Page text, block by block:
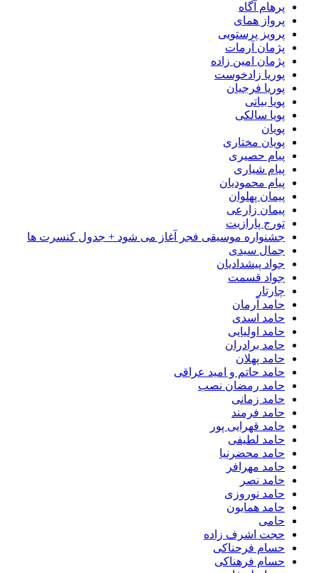
پرهام آگاه
پرواز همای
پرویز پرستویی
پژمان آرمات
پژمان امین زاده
پوریا زادخوست
پوریا فرجیان
پویا بیاتی
پویا سالکی
پویان
پویان مختاری
پیام حصیری
پیام شیاری
پیام محمودیان
پیمان پهلوان
پیمان زارعی
تورج پارازیت
جشنواره موسیقی فجر آغاز می شود + جدول کنسرت ها
جمال سیدی
جواد پیشدادیان
جواد قسمت
چارتار
حامد آرمان
حامد اسدی
حامد اولیایی
حامد برادران
حامد پهلان
حامد حاتم و امید عراقی
حامد رمضان نصب
حامد زمانی
حامد فرمند
حامد قهرایی پور
حامد لطیفی
حامد محضرنیا
حامد مهرافر
حامد نصر
حامد نوروزی
حامد همایون
حامی
حجت اشرف زاده
حسام فرحناکی
حسام فرهناکی